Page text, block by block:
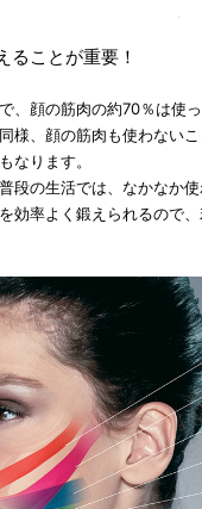
ることが重要！
、顔の筋肉の約70％は使
様、顔の筋肉も使わない
なります。
段の生活では、なかなか
効率よく鍛えられるので